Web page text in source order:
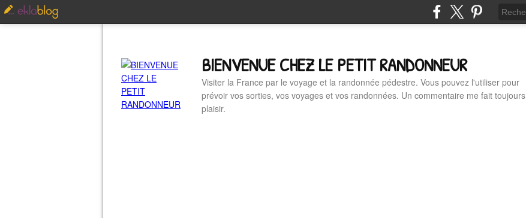
BIENVENUE CHEZ LE PETIT RANDONNEUR
Visiter la France par le voyage et la randonnée pédestre. Vous pouvez l'utiliser pour
prévoir vos sorties, vos voyages et vos randonnées. Un commentaire me fait toujours
plaisir.